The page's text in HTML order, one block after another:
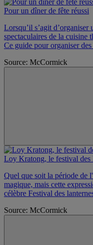
Pour un dîner de fête réussi
Lorsqu’il s’agit
spectaculaires de la cuisine
Ce guide pour organiser
Source: McCormick
Loy Kratong, le festival des
Quel que soit la période de
magique, mais cette
célèbre Festival des
Source: McCormick